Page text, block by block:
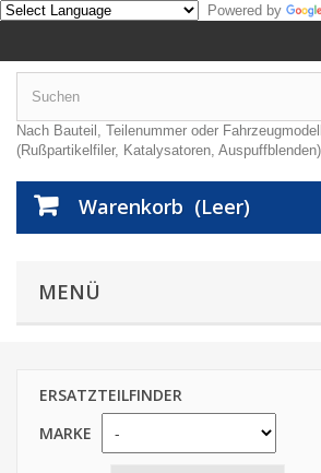
Powered by
Nach Bauteil, Teilenummer oder
(Rußpartikelfiler, Katalysatoren, Auspuffblenden)
Warenkorb (Leer)
MENÜ
ERSATZTEILFINDER
MARKE